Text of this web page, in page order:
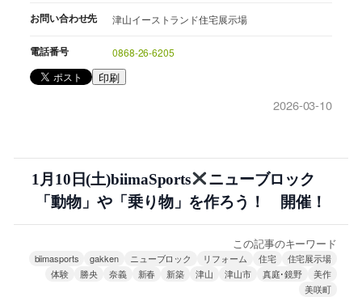
お問い合わせ先 津山イーストランド住宅展示場
電話番号 0868-26-6205
印刷
2026-03-10
1月10日(土)biimaSports
ニューブロック
「動物」や「乗り物」を作ろう！ 開催！
この記事のキーワード
biimasports gakken ニューブロック リフォーム 住宅
住宅展示場
体験
勝央 奈義 新春 新築 津山 津山市 真庭･鏡野
美作
美咲町